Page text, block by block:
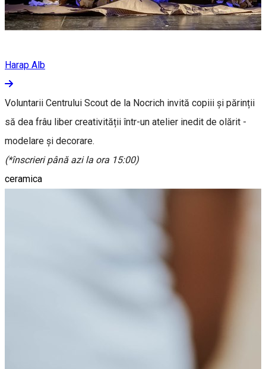
Harap Alb
Voluntarii Centrului Scout de la Nocrich invită copiii și părinții
să dea frâu liber creativității într-un atelier inedit de olărit -
modelare și decorare.
(*înscrieri până azi la ora 15:00)
ceramica